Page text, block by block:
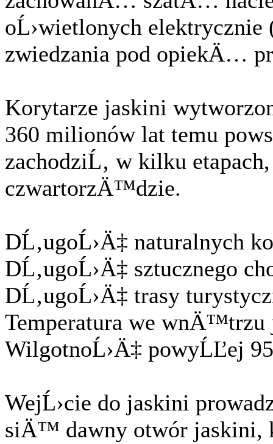
oĹ›wietlonych
zwiedzania pod opiekÄ…
Korytarze jaskini
360 milionów lat temu
zachodziĹ‚ w kilku
czwartorzÄ™dzie.
DĹ‚ugoĹ›Ä‡ naturalnych
DĹ‚ugoĹ›Ä‡ sztucznego
DĹ‚ugoĹ›Ä‡ trasy
Temperatura we wnÄ™trzu
WilgotnoĹ›Ä‡ powyĹĽej
WejĹ›cie do jaskini
siÄ™ dawny otwór jaskini,